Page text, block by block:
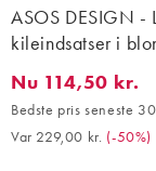
ASOS DESIGN -
kileindsatser i
Nu 114,50 kr..
Nu 114,50 kr.
Bedste pris seneste
Var 229,00 kr. (-50%)